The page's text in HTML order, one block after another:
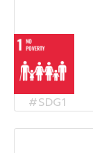
#SDG1